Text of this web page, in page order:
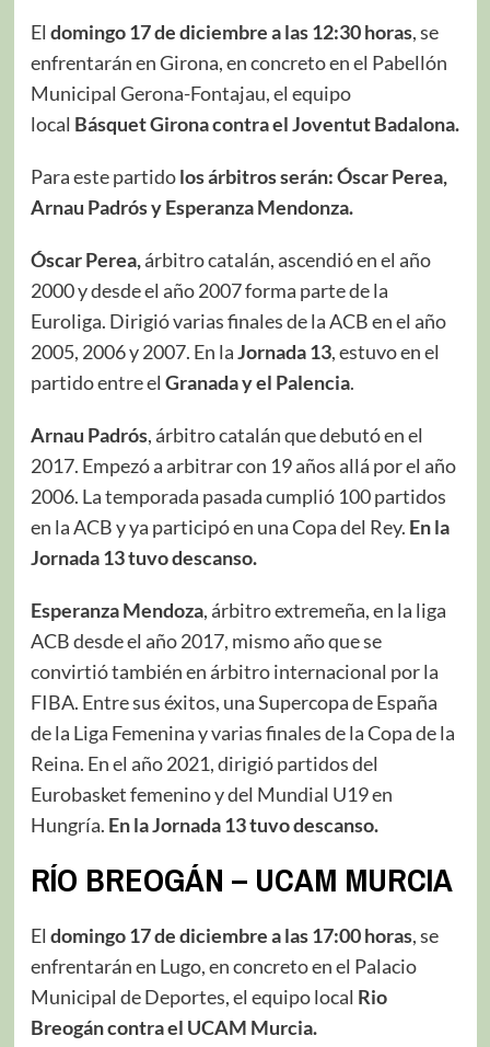
El domingo 17 de diciembre a las 12:30 horas, se
enfrentarán en Girona, en concreto en el Pabellón
Municipal Gerona-Fontajau, el equipo
local Básquet Girona contra el Joventut Badalona.
Para este partidolos árbitros serán: Óscar Perea,
Arnau Padrós y Esperanza Mendonza.
Óscar Perea,árbitro catalán, ascendió en el año
2000 y desde el año 2007 forma parte de la
Euroliga. Dirigió varias finales de la ACB en el año
2005, 2006 y 2007. En laJornada 13, estuvo en el
partido entre el Granada y el Palencia.
Arnau Padrós, árbitro catalán que debutó en el
2017. Empezó a arbitrar con 19 años allá por el año
2006. La temporada pasada cumplió 100 partidos
en la ACB y ya participó en una Copa del Rey. En la
Jornada 13 tuvo descanso.
Esperanza Mendoza, árbitro extremeña, en la liga
ACB desde el año 2017, mismo año que se
convirtió también en árbitro internacional por la
FIBA. Entre sus éxitos, una Supercopa de España
de la Liga Femenina y varias finales de la Copa de la
Reina.​ En el año 2021, dirigió partidos del
Eurobasket femenino y del Mundial U19 en
Hungría. En la Jornada 13 tuvo descanso.
RÍO BREOGÁN – UCAM MURCIA
El domingo 17 de diciembre a las 17:00 horas, se
enfrentarán en Lugo, en concreto en el Palacio
Municipal de Deportes, el equipo local Rio
Breogán contra el UCAM Murcia.